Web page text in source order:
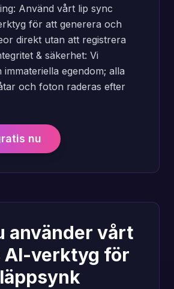
Använd vårt lip sync
för att generera och
direkt utan att registrera
& säkerhet: Vi
egendom; alla
och foton raderas efter
nu
använder vårt
AI-verktyg för
läppsynk